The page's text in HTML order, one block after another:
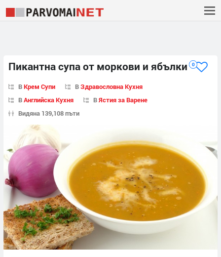
Пикантна супа от моркови и ябълки 0
ВКрем Супи ВЗдравословна Кухня
ВАнглийска Кухня ВЯстия за Варене
Видяна 139,108 пъти